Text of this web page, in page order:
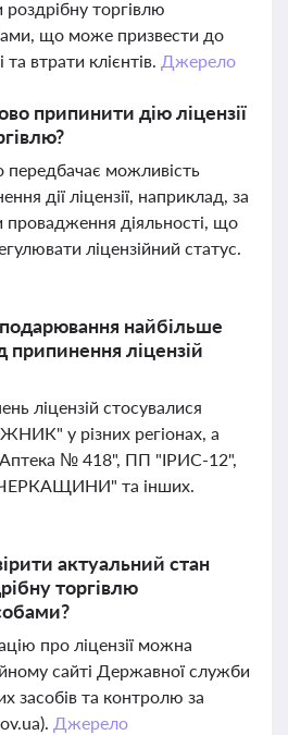
торгівлю
що може призвести до
втрати клієнтів. Джерело
припинити дію ліцензії
передбачає можливість
дії ліцензії, наприклад, за
діяльності, що
ліцензійний статус.
найбільше
припинення ліцензій
ліцензій стосувалися
у різних регіонах, а
№ 418", ПП "ІРИС-12",
та інших.
актуальний стан
торгівлю
про ліцензії можна
сайті Державної служби
засобів та контролю за
Джерело